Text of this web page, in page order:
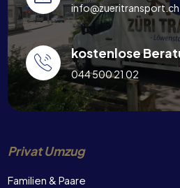
info@zueritransport.ch
kostenlose
044 500 21 02
Privat Umzug
Familien & Paare